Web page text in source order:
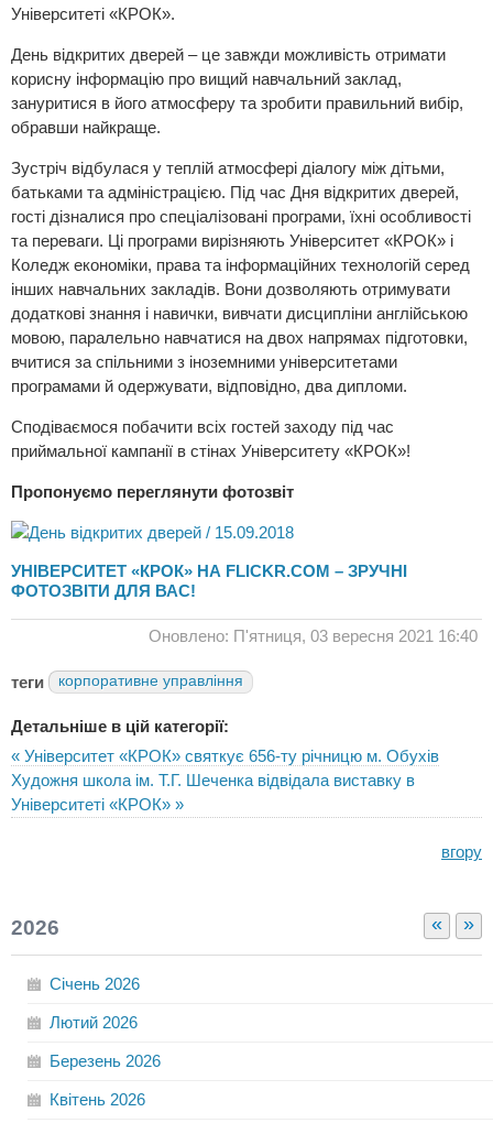
Університеті «КРОК».
День відкритих дверей – це завжди можливість отримати
корисну інформацію про вищий навчальний заклад,
зануритися в його атмосферу та зробити правильний вибір,
обравши найкраще.
Зустріч відбулася у теплій атмосфері діалогу між дітьми,
батьками та адміністрацією. Під час Дня відкритих дверей,
гості дізналися про спеціалізовані програми, їхні особливості
та переваги. Ці програми вирізняють Університет «КРОК» і
Коледж економіки, права та інформаційних технологій серед
інших навчальних закладів. Вони дозволяють отримувати
додаткові знання і навички, вивчати дисципліни англійською
мовою, паралельно навчатися на двох напрямах підготовки,
вчитися за спільними з іноземними університетами
програмами й одержувати, відповідно, два дипломи.
Сподіваємося побачити всіх гостей заходу під час
приймальної кампанії в стінах Університету «КРОК»!
Пропонуємо переглянути фотозвіт
УНІВЕРСИТЕТ «КРОК» НА FLICKR.COM – ЗРУЧНІ
ФОТОЗВІТИ ДЛЯ ВАС!
Оновлено: П'ятниця, 03 вересня 2021 16:40
теги корпоративне управління
Детальніше в цій категорії:
« Університет «КРОК» святкує 656-ту річницю м. Обухів
Художня школа ім. Т.Г. Шеченка відвідала виставку в
Університеті «КРОК» »
вгору
« »
2026
Січень 2026
Лютий 2026
Березень 2026
Квітень 2026